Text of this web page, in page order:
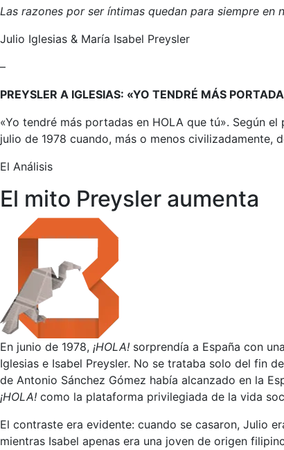
Las razones por ser íntimas quedan para siempre en
Julio Iglesias & María Isabel Preysler
–
PREYSLER A IGLESIAS: «YO TENDRÉ MÁS
«Yo tendré más portadas en HOLA que tú». Según
julio de 1978 cuando, más o menos civilizadamente,
El Análisis
El mito Preysler aumenta
En junio de 1978, ¡HOLA! sorprendía a España con
Iglesias e Isabel Preysler. No se trataba solo del fin
de Antonio Sánchez Gómez había alcanzado en la
¡HOLA! como la plataforma privilegiada de la vida
El contraste era evidente: cuando se casaron, Julio
mientras Isabel apenas era una joven de origen